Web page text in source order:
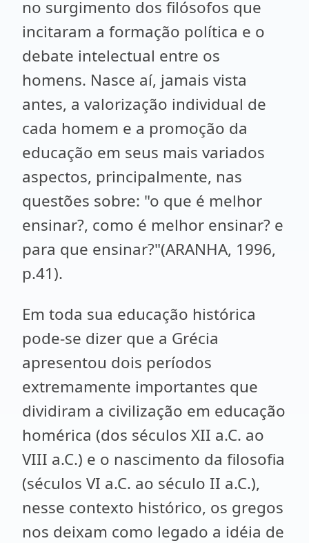
no surgimento dos filósofos que
incitaram a formação política e o
debate intelectual entre os
homens. Nasce aí, jamais vista
antes, a valorização individual de
cada homem e a promoção da
educação em seus mais variados
aspectos, principalmente, nas
questões sobre: "o que é melhor
ensinar?, como é melhor ensinar? e
para que ensinar?"(ARANHA, 1996,
p.41).
Em toda sua educação histórica
pode-se dizer que a Grécia
apresentou dois períodos
extremamente importantes que
dividiram a civilização em educação
homérica (dos séculos XII a.C. ao
VIII a.C.) e o nascimento da filosofia
(séculos VI a.C. ao século II a.C.),
nesse contexto histórico, os gregos
nos deixam como legado a idéia de